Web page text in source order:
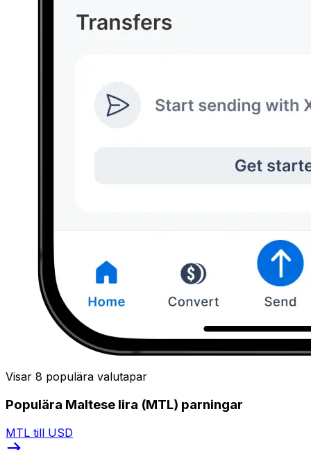
Visar 8 populära valutapar
Populära Maltese lira (MTL) parningar
MTL till USD